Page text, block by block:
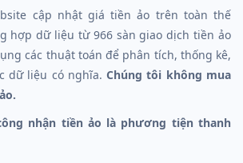
cập nhật giá tiền ảo trên toàn thế
hợp dữ liệu từ 966 sàn giao dịch tiền ảo
các thuật toán để phân tích, thống kê,
dữ liệu có nghĩa.Chúng tôi không mua
nhận tiền ảo là phương tiện thanh